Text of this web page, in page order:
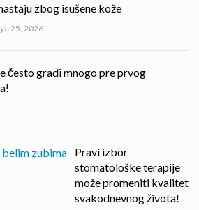
zbog isušene kože
25, 2026
često gradi mnogo pre prvog
Pravi izbor
stomatološke terapije
može promeniti kvalitet
svakodnevnog života!